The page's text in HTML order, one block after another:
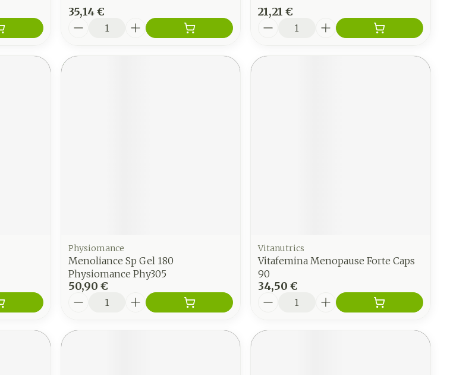
35,14 €
Quantité
21,21 €
Quantité
Physiomance
Menoliance Sp Gel 180
Physiomance Phy305
50,90 €
Quantité
Vitanutrics
Vitafemina Menopause Forte Caps
90
34,50 €
Quantité